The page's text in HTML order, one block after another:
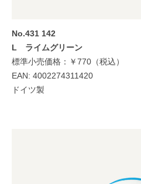
No.431 142
L ライムグリーン
標準小売価格：￥770（税込）
EAN: 4002274311420
ドイツ製